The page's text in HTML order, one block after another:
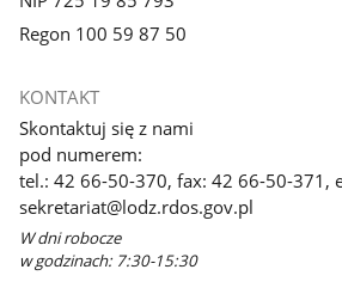
Regon 100 59 87 50
KONTAKT
Skontaktuj się z nami
pod numerem:
tel.: 42 66-50-370, fax: 42 66-50-371,
sekretariat@lodz.rdos.gov.pl
W dni robocze
w godzinach: 7:30-15:30